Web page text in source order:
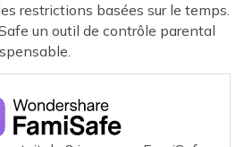
restrictions basées sur le temps.
un outil de contrôle parental